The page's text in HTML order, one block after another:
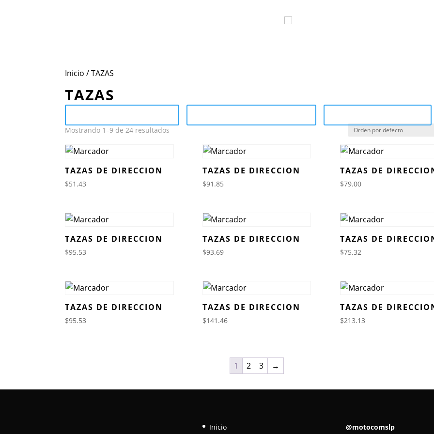
Inicio / TAZAS
TAZAS
Mostrando 1–9 de 24 resultados
TAZAS DE DIRECCION
$51.43
TAZAS DE DIRECCION
$91.85
TAZAS DE
$79.00
TAZAS DE DIRECCION
$95.53
TAZAS DE DIRECCION
$93.69
TAZAS DE
$75.32
TAZAS DE DIRECCION
$95.53
TAZAS DE DIRECCION
$141.46
TAZAS DE
$213.13
1 2 3 →
Inicio @motocomslp